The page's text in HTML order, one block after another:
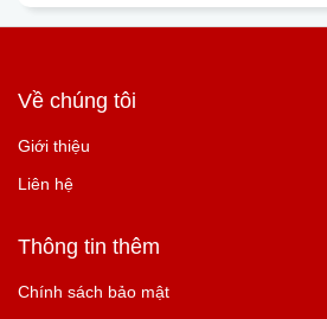
Về chúng tôi
Giới thiệu
Liên hệ
Thông tin thêm
Chính sách bảo mật